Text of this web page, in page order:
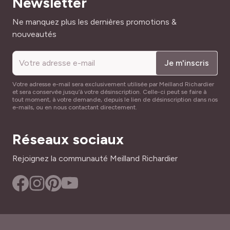
Conservez l’étiquette ou une photographie du
Adresse mail
Ne manquez plus les dernières promotions &
nouveautés
Je m'inscris
Votre adresse e-mail sera exclusivement utilisée par Meilland Richardier
et sera conservée jusqu’à votre désinscription. Celle-ci peut se faire à
tout moment, à votre demande, depuis le lien de désinscription dans nos
e-mails, ou en nous contactant directement.
Réseaux sociaux
Rejoignez la communauté Meilland Richardier